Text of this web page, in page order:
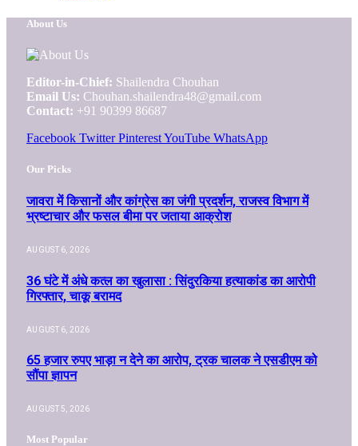
About Us
Editor-in-Chief: Shailendra Chouhan
Email Us: Chouhan.shailendra48@gmail.com
Contact: +91 90399 86687
Facebook Twitter PinterestYouTube WhatsApp
Our Picks
जावरा में किसानों और कांग्रेस का जंगी प्रदर्शन, राजस्व विभाग में
भ्रष्टाचार और फसल बीमा पर जताया आक्रोश
AUGUST 6, 2026
36 घंटे में अंधे कत्ल का खुलासा : सिंदुरकिया हत्याकांड का आरोपी
गिरफ्तार, चाकू बरामद
AUGUST 6, 2026
65 हजार रुपए भाड़ा न देने का आरोप, ट्रक चालक ने एसडीएम को
सौंपा ज्ञापन
AUGUST 5, 2026
Most Popular